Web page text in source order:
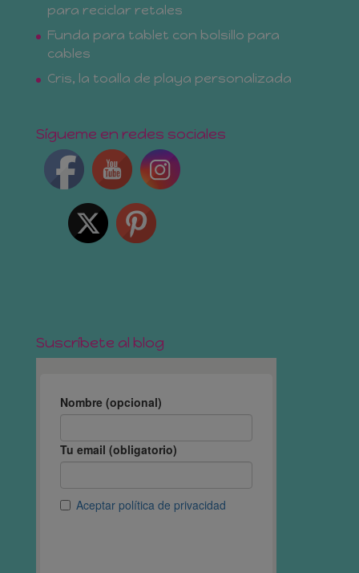
para reciclar retales
Funda para tablet con bolsillo para
cables
Cris, la toalla de playa personalizada
Sígueme en redes sociales
Suscríbete al blog